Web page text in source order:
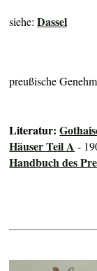
siehe:Dassel
preußische
Literatur:
Häuser Teil A -
Handbuch des